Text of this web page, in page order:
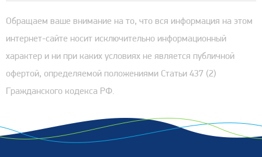
Обращаем ваше внимание на то, что вся информация на этом
интернет-сайте носит исключительно информационный
характер и ни при каких условиях не является публичной
офертой, определяемой положениями Статьи 437 (2)
Гражданского кодекса РФ.